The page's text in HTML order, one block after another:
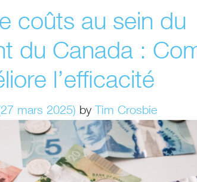
coûts au sein du
du Canada :
l’efficacité
mars 2025) by Tim Crosbie